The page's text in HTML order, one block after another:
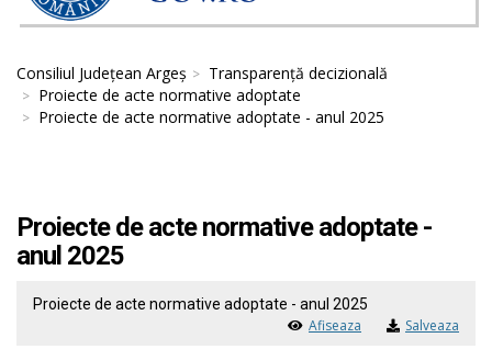
Consiliul Județean Argeș
Transparență decizională
Proiecte de acte normative adoptate
Proiecte de acte normative adoptate - anul 2025
Proiecte de acte normative adoptate -
anul 2025
Proiecte de acte normative adoptate - anul 2025
Afiseaza Salveaza